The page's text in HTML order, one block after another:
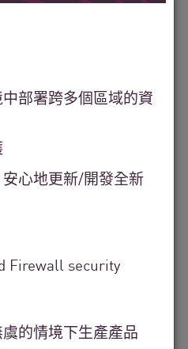
部署跨多個區域的資
心地更新/開發全新
Firewall security
的情境下生產產品
務供應商的資訊流